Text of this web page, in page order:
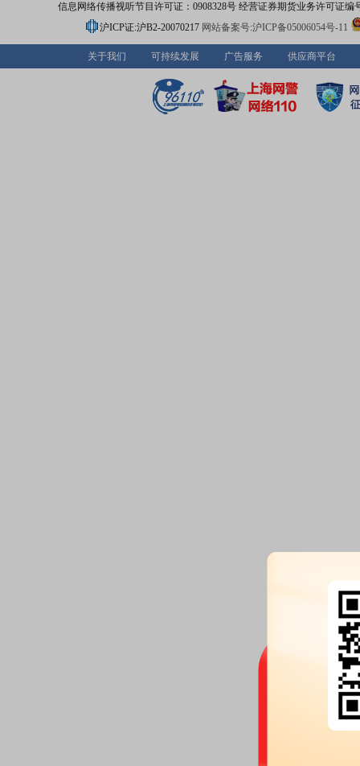
信息网络传播视听节目许可证：0908328号 经营证券期货业务许可证编
沪ICP证:沪B2-20070217 网站备案号:沪ICP备05006054号-11
关于我们 可持续发展 广告服务 供应商平台